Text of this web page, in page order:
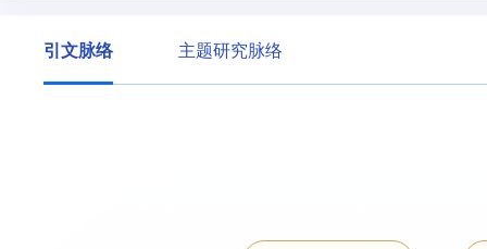
引文脉络 主题研究脉络